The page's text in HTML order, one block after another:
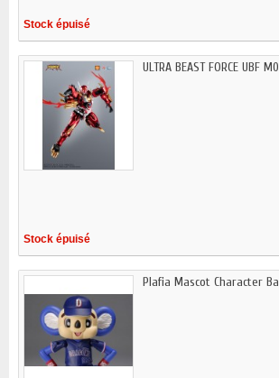
Stock épuisé
ULTRA BEAST FORCE UBF
Stock épuisé
Plafia Mascot Character